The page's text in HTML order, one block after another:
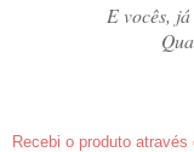
E vocês,
Recebi o produto através